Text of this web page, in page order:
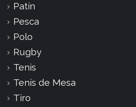
Patín
Pesca
Polo
Rugby
Tenis
Tenis de Mesa
Tiro